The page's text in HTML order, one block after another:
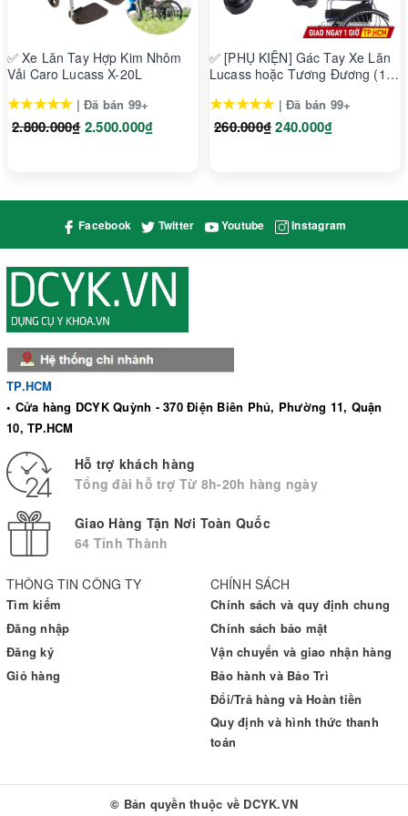
✅ Xe Lăn Tay Hợp Kim Nhôm
Vải Caro Lucass X-20L
★★★★★ | Đã bán 99+
2.800.000₫ 2.500.000₫
✅ [PHỤ KIỆN] Gác Tay Xe Lăn
Lucass hoặc Tương Đương (1
★★★★★ | Đã bán 99+
260.000₫240.000₫
Facebook Twitter Youtube Instagram
THÔNG TIN CÔNG TY
Tìm kiếm
Đăng nhập
Đăng ký
Giỏ hàng
CHÍNH SÁCH
Chính sách và quy định chung
Chính sách bảo mật
Vận chuyển và giao nhận hàng
Bảo hành và Bảo Trì
Đổi/Trả hàng và Hoàn tiền
Quy định và hình thức thanh
toán
TP.HCM
• Cửa hàng DCYK Quỳnh - 370 Điện Biên Phủ, Phường 11, Quận
10, TP.HCM
Hỗ trợ khách hàng
Tổng đài hỗ trợ Từ 8h-20h hàng ngày
Giao Hàng Tận Nơi Toàn Quốc
64 Tỉnh Thành
© Bản quyền thuộc về DCYK.VN